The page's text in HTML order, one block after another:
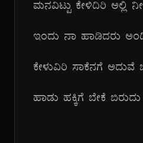
ಮನವಿಟ್ಟು ಕೇಳಿದಿರಿ ಅಲ್ಲಿ
ಇಂದು ನಾ ಹಾಡಿದರು
ಕೇಳುವಿರಿ ಸಾಕೆನಗೆ
ಹಾಡು ಹಕ್ಕಿಗೆ ಬೇಕೆ ಬಿರುದು